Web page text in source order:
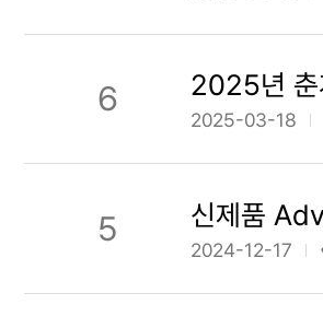
6 2025년 춘
2025-03-18
5 신제품
2024-12-17